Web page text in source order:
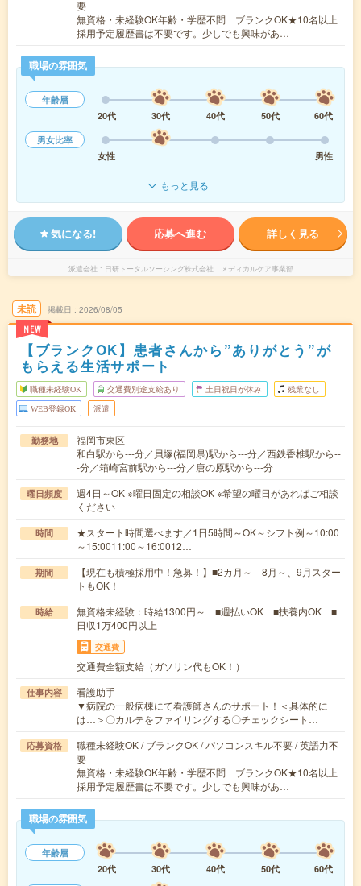
要
無資格・未経験OK年齢・学歴不問 ブランクOK★10名以上
採用予定履歴書は不要です。少しでも興味があ…
職場の雰囲気
年齢層
20代
30代 40代 50代
60代
男女比率
女性
男性
もっと見る
気になる! 応募へ進む 詳しく見る
派遣会社 日研トータルソーシング株式会社 メディカルケア事業部
未読
NEW
掲載日 2026/08/05
【ブランクOK】患者さんから”ありがとう”が
もらえる生活サポート
職種未経験OK 交通費別途支給あり 土日祝日が休み 残業なし
WEB登録OK 派遣
勤務地
福岡市東区
和白駅から---分／貝塚(福岡県)駅から---分／西鉄香椎駅から--
-分／箱崎宮前駅から---分／唐の原駅から---分
曜日頻度
週4日～OK ※曜日固定の相談OK ※希望の曜日があればご相談
ください
時間
★スタート時間選べます／1日5時間～OK～シフト例～10:00
～15:0011:00～16:0012…
期間
【現在も積極採用中！急募！】■2カ月～ 8月～、9月スター
トもOK！
時給
無資格未経験：時給1300円～ ■週払いOK ■扶養内OK ■
日収1万400円以上
交通費
交通費全額支給（ガソリン代もOK！）
仕事内容
看護助手
▼病院の一般病棟にて看護師さんのサポート！＜具体的に
は…＞〇カルテをファイリングする〇チェックシート…
応募資格
職種未経験OK / ブランクOK / パソコンスキル不要 / 英語力不
要
無資格・未経験OK年齢・学歴不問 ブランクOK★10名以上
採用予定履歴書は不要です。少しでも興味があ…
職場の雰囲気
年齢層
20代
30代 40代 50代
60代